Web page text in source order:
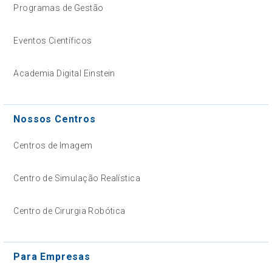
Programas de Gestão
Eventos Científicos
Academia Digital Einstein
Nossos Centros
Centros de Imagem
Centro de Simulação Realística
Centro de Cirurgia Robótica
Para Empresas